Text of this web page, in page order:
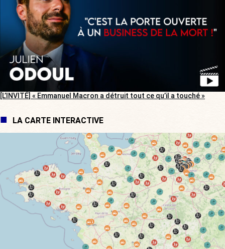
[L’INVITÉ] « Emmanuel Macron a détruit tout ce qu’il a touché »
LA CARTE INTERACTIVE